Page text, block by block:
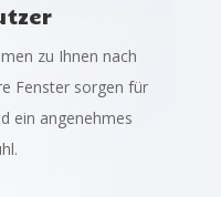
zu Ihnen nach
Fenster sorgen für
ein angenehmes